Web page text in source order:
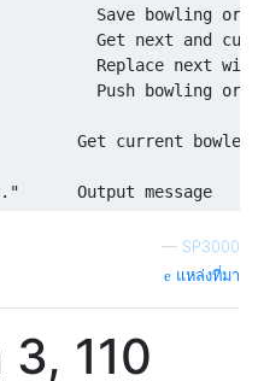
Save bowling
Get next and
Replace next
Push bowling
Get current bowler
— SP3000
แหล่งที่มา
110